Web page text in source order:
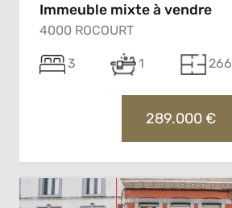
Immeuble mixte à vendre
4000 ROCOURT
3 1 266
289.000 €